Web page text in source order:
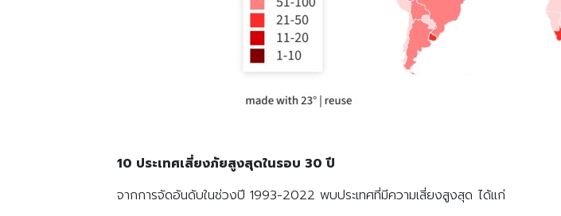
10 ประเทศเสี่ยงภัยสูงสุดในรอบ 30ปี
จากการจัดอันดับในช่วงปี 1993-2022 พบประเทศที่มีความเสี่ยงสูงสุด ได้แก่